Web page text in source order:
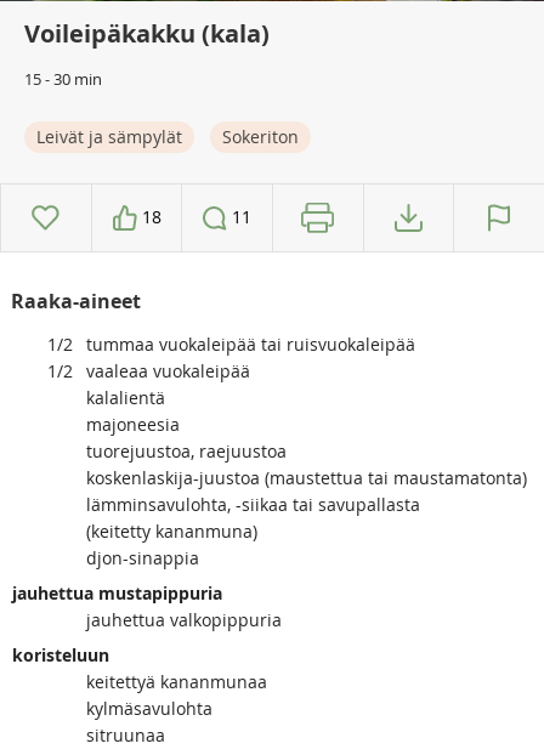
Voileipäkakku (kala)
15 - 30 min
Leivät ja sämpylät Sokeriton
18 11
Raaka-aineet
1/2 tummaa vuokaleipää tai ruisvuokaleipää
1/2 vaaleaa vuokaleipää
kalalientä
majoneesia
tuorejuustoa, raejuustoa
koskenlaskija-juustoa (maustettua tai maustamatonta)
lämminsavulohta, -siikaa tai savupallasta
(keitetty kananmuna)
djon-sinappia
jauhettua mustapippuria
jauhettua valkopippuria
koristeluun
keitettyä kananmunaa
kylmäsavulohta
sitruunaa